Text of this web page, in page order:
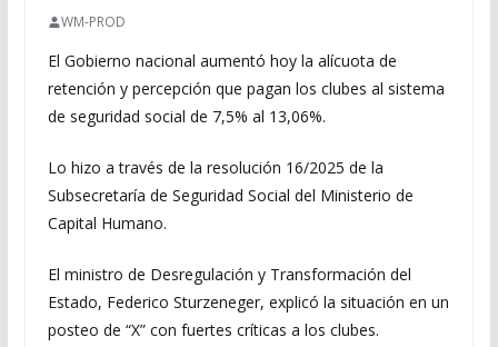
WM-PROD
El Gobierno nacional aumentó hoy la alícuota de
retención y percepción que pagan los clubes al sistema
de seguridad social de 7,5% al 13,06%.
Lo hizo a través de la resolución 16/2025 de la
Subsecretaría de Seguridad Social del Ministerio de
Capital Humano.
El ministro de Desregulación y Transformación del
Estado, Federico Sturzeneger, explicó la situación en un
posteo de “X” con fuertes críticas a los clubes.